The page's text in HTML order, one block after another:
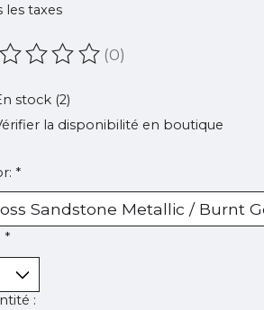
les taxes
est évalué à
(0)
stock (2)
la disponibilité en boutique
*
*
: